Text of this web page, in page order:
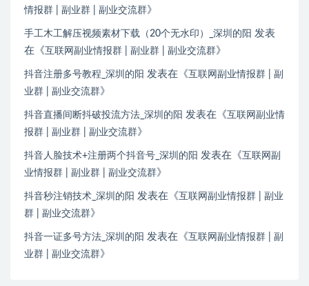
情报群 | 副业群 | 副业交流群》
手工木工解压视频素材下载（20个无水印）_深圳的阳 发表
在《互联网副业情报群 | 副业群 | 副业交流群》
抖音注册多号教程_深圳的阳 发表在《互联网副业情报群 | 副
业群 | 副业交流群》
抖音直播间断抖破投流方法_深圳的阳 发表在《互联网副业情
报群 | 副业群 | 副业交流群》
抖音人脸技术+注册两个抖音号_深圳的阳 发表在《互联网副
业情报群 | 副业群 | 副业交流群》
抖音秒注销技术_深圳的阳 发表在《互联网副业情报群 | 副业
群 | 副业交流群》
抖音一证多号方法_深圳的阳 发表在《互联网副业情报群 | 副
业群 | 副业交流群》